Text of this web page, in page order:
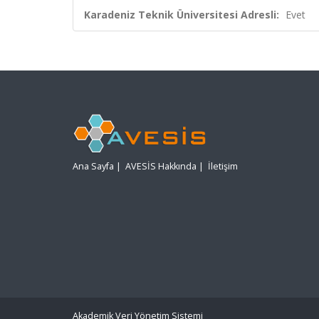
Karadeniz Teknik Üniversitesi Adresli: Evet
Ana Sayfa | AVESİS Hakkında | İletişim
Akademik Veri Yönetim Sistemi